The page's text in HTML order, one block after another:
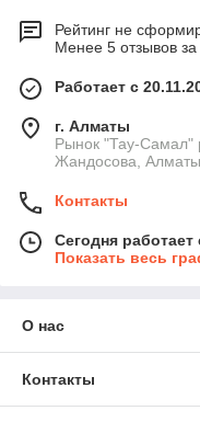
Рейтинг не
Менее 5 отзывов
Работает с
г. Алматы
Рынок "Тау-Самал"
Жандосова,
Контакты
Сегодня работает
Показать весь
О нас
Контакты